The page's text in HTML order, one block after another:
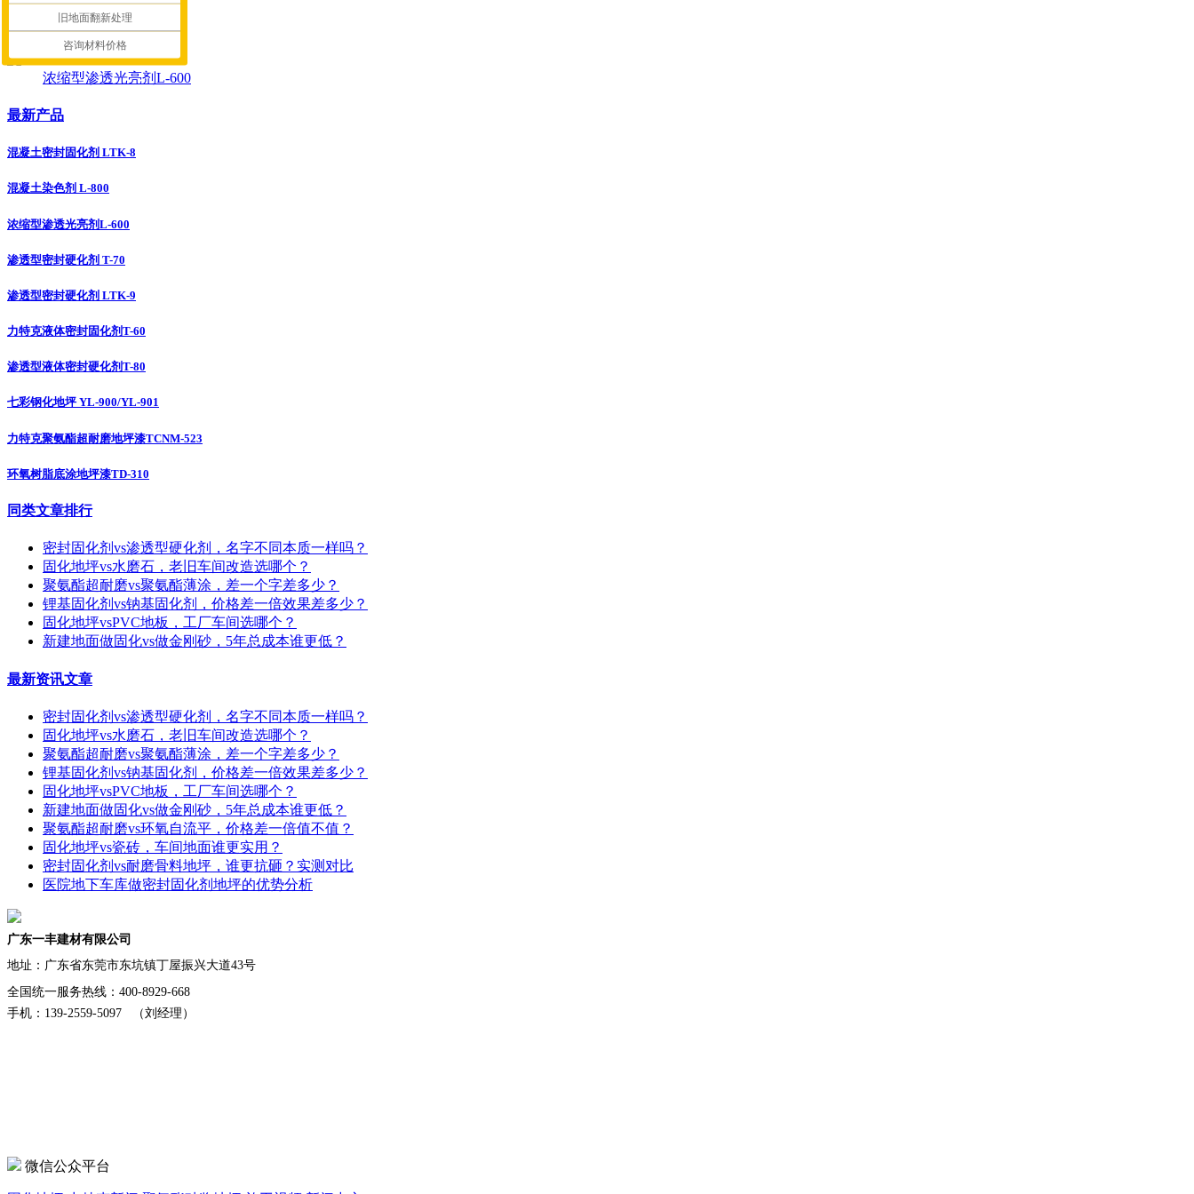
混凝土染色剂 L-800
浓缩型渗透光亮剂L-600
最新产品
混凝土密封固化剂 LTK-8
混凝土染色剂 L-800
浓缩型渗透光亮剂L-600
渗透型密封硬化剂 T-70
渗透型密封硬化剂 LTK-9
力特克液体密封固化剂T-60
渗透型液体密封硬化剂T-80
七彩钢化地坪 YL-900/YL-901
力特克聚氨酯超耐磨地坪漆TCNM-523
环氧树脂底涂地坪漆TD-310
同类文章排行
密封固化剂vs渗透型硬化剂，名字不同本质一样吗？
固化地坪vs水磨石，老旧车间改造选哪个？
聚氨酯超耐磨vs聚氨酯薄涂，差一个字差多少？
锂基固化剂vs钠基固化剂，价格差一倍效果差多少？
固化地坪vsPVC地板，工厂车间选哪个？
新建地面做固化vs做金刚砂，5年总成本谁更低？
最新资讯文章
密封固化剂vs渗透型硬化剂，名字不同本质一样吗？
固化地坪vs水磨石，老旧车间改造选哪个？
聚氨酯超耐磨vs聚氨酯薄涂，差一个字差多少？
锂基固化剂vs钠基固化剂，价格差一倍效果差多少？
固化地坪vsPVC地板，工厂车间选哪个？
新建地面做固化vs做金刚砂，5年总成本谁更低？
聚氨酯超耐磨vs环氧自流平，价格差一倍值不值？
固化地坪vs瓷砖，车间地面谁更实用？
密封固化剂vs耐磨骨料地坪，谁更抗砸？实测对比
医院地下车库做密封固化剂地坪的优势分析
广东一丰建材有限公司
地址： 广东省东莞市东坑镇丁屋振兴大道43号
全国统一服务热线：400-8929-668
手机：139-2559-5097 （刘经理）
微信公众平台
旧地面翻新处理
咨询材料价格